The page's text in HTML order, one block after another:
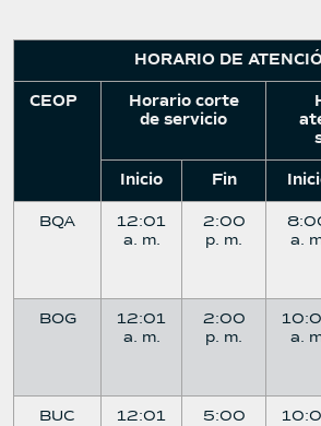
HORARIO DE
CEOP
Horario corte
de servicio
Inicio Fin
BQA
12:01
a. m.
2:00
p. m.
a.
BOG
12:01
a. m.
2:00
p. m.
a.
BUC
12:01
5:00